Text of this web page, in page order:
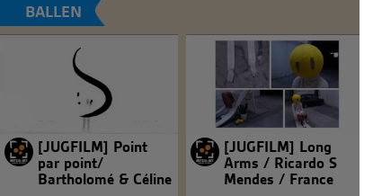
BALLEN
[JUGFILM] Point
par point/
Bartholomé & Céline
[JUGFILM] Long
Arms / Ricardo S
Mendes / France